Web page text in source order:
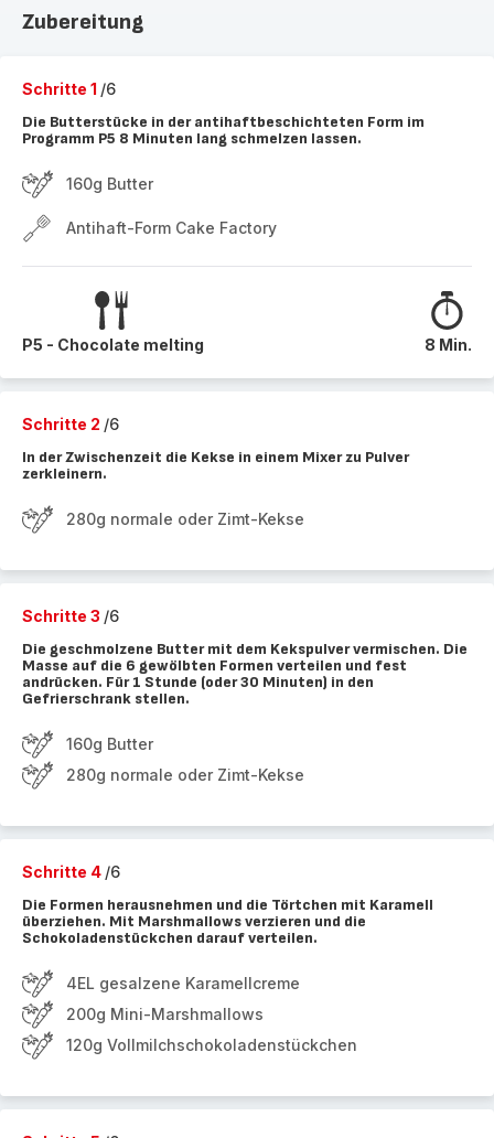
Zubereitung
Schritte 1 /6
Die Butterstücke in der antihaftbeschichteten Form im
Programm P5 8 Minuten lang schmelzen lassen.
160g Butter
Antihaft-Form Cake Factory
P5 - Chocolate melting 8 Min.
Schritte 2 /6
In der Zwischenzeit die Kekse in einem Mixer zu Pulver
zerkleinern.
280g normale oder Zimt-Kekse
Schritte 3 /6
Die geschmolzene Butter mit dem Kekspulver vermischen. Die
Masse auf die 6 gewölbten Formen verteilen und fest
andrücken. Für 1 Stunde (oder 30 Minuten) in den
Gefrierschrank stellen.
160g Butter
280g normale oder Zimt-Kekse
Schritte 4 /6
Die Formen herausnehmen und die Törtchen mit Karamell
überziehen. Mit Marshmallows verzieren und die
Schokoladenstückchen darauf verteilen.
4EL gesalzene Karamellcreme
200g Mini-Marshmallows
120g Vollmilchschokoladenstückchen